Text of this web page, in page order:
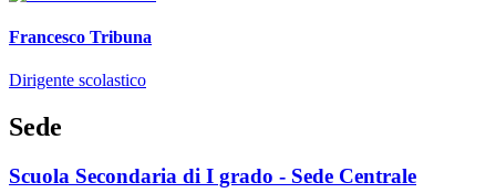
Francesco Tribuna
Dirigente scolastico
Sede
Scuola Secondaria di I grado - Sede Centrale